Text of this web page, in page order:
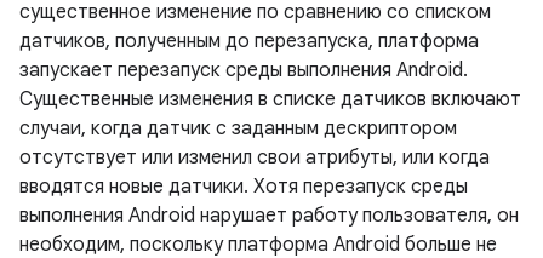
существенное изменение по сравнению со списком
датчиков, полученным до перезапуска, платформа
запускает перезапуск среды выполнения Android.
Существенные изменения в списке датчиков включают
случаи, когда датчик с заданным дескриптором
отсутствует или изменил свои атрибуты, или когда
вводятся новые датчики. Хотя перезапуск среды
выполнения Android нарушает работу пользователя, он
необходим, поскольку платформа Android больше не